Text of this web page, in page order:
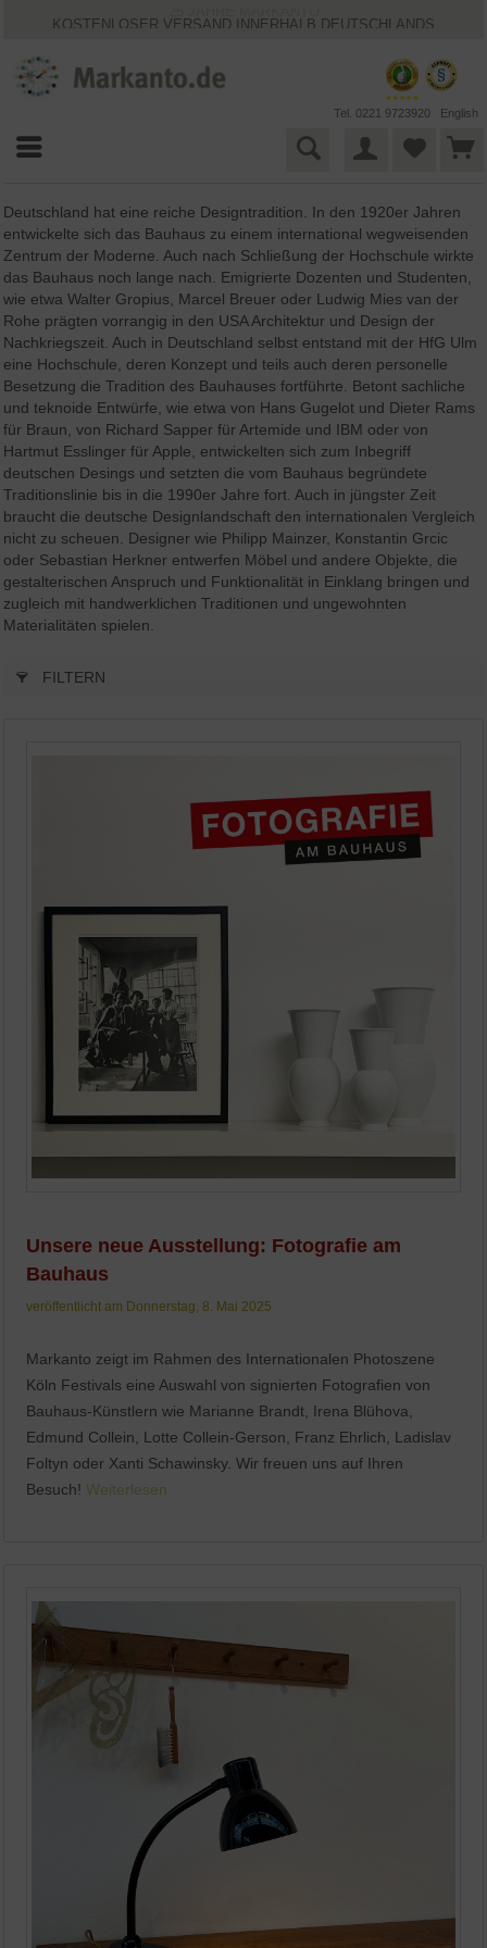
KOSTENLOSER VERSAND INNERHALB DEUTSCHLANDS
BESTPRICE-GARANTIE
Tel. 0221 9723920 English
Deutschland hat eine reiche Designtradition. In den 1920er Jahren
entwickelte sich das Bauhaus zu einem international wegweisenden
Zentrum der Moderne. Auch nach Schließung der Hochschule wirkte
das Bauhaus noch lange nach. Emigrierte Dozenten und Studenten,
wie etwa Walter Gropius, Marcel Breuer oder Ludwig Mies van der
Rohe prägten vorrangig in den USA Architektur und Design der
Nachkriegszeit. Auch in Deutschland selbst entstand mit der HfG Ulm
eine Hochschule, deren Konzept und teils auch deren personelle
Besetzung die Tradition des Bauhauses fortführte. Betont sachliche
und teknoide Entwürfe, wie etwa von Hans Gugelot und Dieter Rams
für Braun, von Richard Sapper für Artemide und IBM oder von
Hartmut Esslinger für Apple, entwickelten sich zum Inbegriff
deutschen Desings und setzten die vom Bauhaus begründete
Traditionslinie bis in die 1990er Jahre fort. Auch in jüngster Zeit
braucht die deutsche Designlandschaft den internationalen Vergleich
nicht zu scheuen. Designer wie Philipp Mainzer, Konstantin Grcic
oder Sebastian Herkner entwerfen Möbel und andere Objekte, die
gestalterischen Anspruch und Funktionalität in Einklang bringen und
zugleich mit handwerklichen Traditionen und ungewohnten
Materialitäten spielen.
FILTERN
Unsere neue Ausstellung: Fotografie am
Bauhaus
veröffentlicht am Donnerstag, 8. Mai 2025
Markanto zeigt im Rahmen des Internationalen Photoszene
Köln Festivals eine Auswahl von signierten Fotografien von
Bauhaus-Künstlern wie Marianne Brandt, Irena Blühova,
Edmund Collein, Lotte Collein-Gerson, Franz Ehrlich, Ladislav
Foltyn oder Xanti Schawinsky. Wir freuen uns auf Ihren
Besuch!Weiterlesen